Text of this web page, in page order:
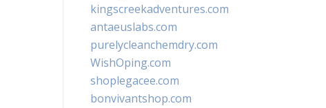
kingscreekadventures.com
antaeuslabs.com
purelycleanchemdry.com
WishOping.com
shoplegacee.com
bonvivantshop.com